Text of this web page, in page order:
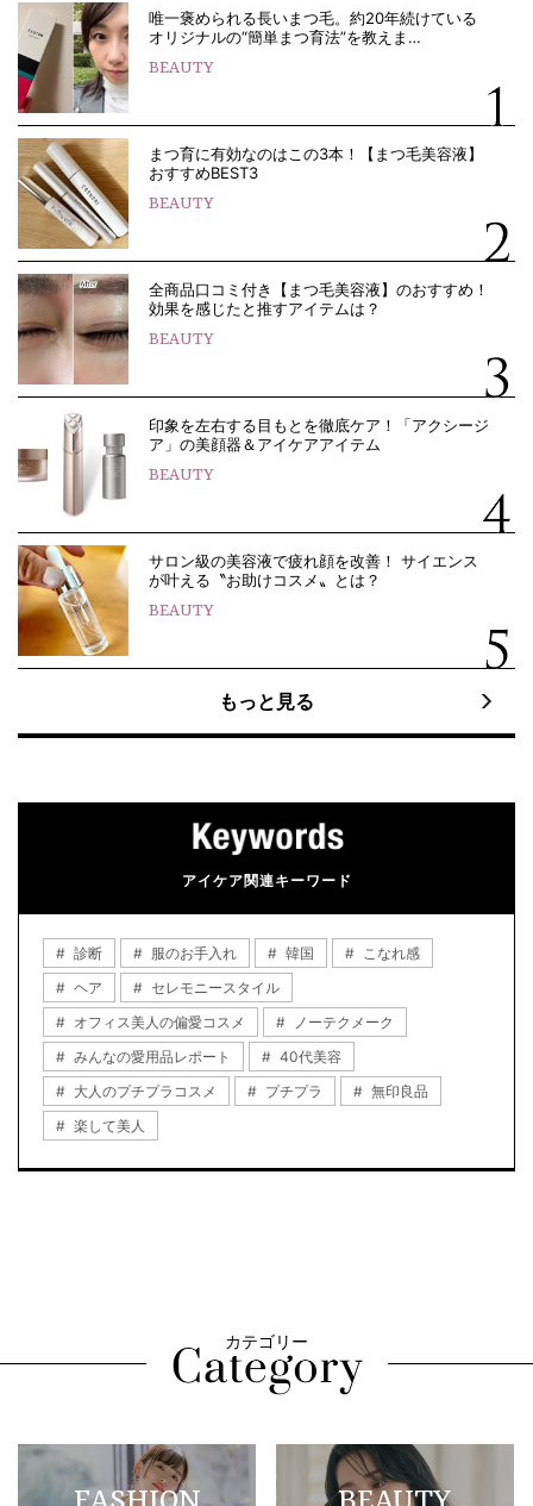
唯一褒められる長いまつ毛。約20年続けている
オリジナルの“簡単まつ育法”を教えま…
BEAUTY
まつ育に有効なのはこの3本！【まつ毛美容液】
おすすめBEST3
BEAUTY
全商品口コミ付き【まつ毛美容液】のおすすめ！
効果を感じたと推すアイテムは？
BEAUTY
印象を左右する目もとを徹底ケア！「アクシージ
ア」の美顔器＆アイケアアイテム
BEAUTY
サロン級の美容液で疲れ顔を改善！ サイエンス
が叶える〝お助けコスメ〟とは？
BEAUTY
もっと見る
アイケア関連キーワード
診断 服のお手入れ 韓国
こなれ感
ヘア
セレモニースタイル
オフィス美人の偏愛コスメ
ノーテクメーク
みんなの愛用品レポート
40代美容
大人のプチプラコスメ
プチプラ
無印良品
楽して美人
カテゴリー